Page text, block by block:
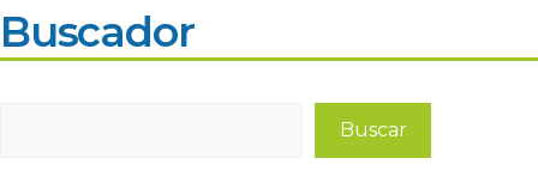
Buscador
Buscar